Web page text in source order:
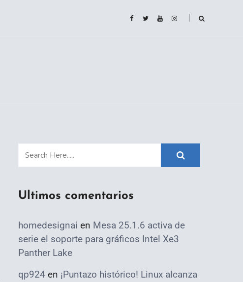
Ultimos comentarios
homedesignai en Mesa 25.1.6 activa de
serie el soporte para gráficos Intel Xe3
Panther Lake
qp924 en ¡Puntazo histórico! Linux alcanza